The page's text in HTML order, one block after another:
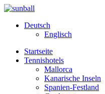
Deutsch
Englisch
Startseite
Tennishotels
Mallorca
Kanarische Inseln
Spanien-Festland